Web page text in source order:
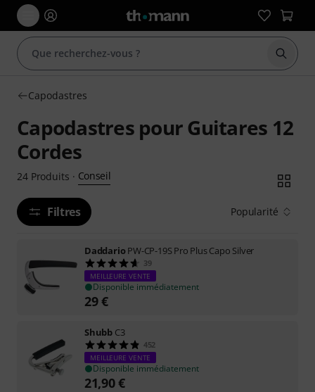
Capodastres
Capodastres pour Guitares 12
Cordes
24 Produits · Conseil
Filtres Popularité
DaddarioPW-CP-19S Pro Plus Capo Silver
39
MEILLEURE VENTE
Disponible immédiatement
29€
Shubb C3
452
MEILLEURE VENTE
Disponible immédiatement
21,90€